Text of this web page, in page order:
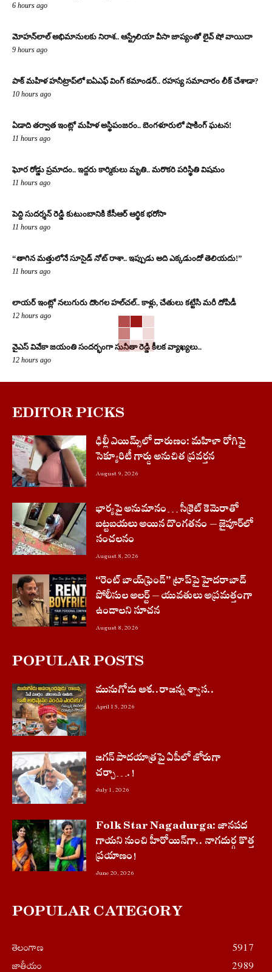
6 hours ago
మోహన్‌లాల్ అభిమానులకు నిరాశ.. ఆస్ట్రేలియా వీసా జాప్యంతో లైవ్ షో వాయిదా
9 hours ago
పాక్ మహిళ హనీట్రాప్‌లో ఐఏఎఫ్ వింగ్ కమాండర్.. రహస్య సమాచారం లీక్ చేశాడా?
10 hours ago
ఏడాది తర్వాత ఇంట్లో మహిళ అస్థిపంజరం.. బెంగళూరులో షాకింగ్ ఘటన!
11 hours ago
ఘోర రోడ్డు ప్రమాదం.. ఇద్దరు కార్మికులు మృతి.. మరొకరి పరిస్థితి విషమం
11 hours ago
పెద్ది సుదర్శన్ రెడ్డి కుటుంబానికి కేసీఆర్ ఆర్థిక భరోసా
11 hours ago
“తాగిన మత్తులోనే సూసైడ్ నోట్ రాశా.. ఇప్పుడు అది ఎక్కడుందో తెలియదు!”
11 hours ago
లాయర్ ఇంట్లో నలుగురు దొంగల హల్‌చల్.. కాళ్లు, చేతులు కట్టేసి మరీ దోపిడీ
12 hours ago
వైఎస్ వివేకా జయంతి సందర్భంగా సునీతా రెడ్డి కీలక వ్యాఖ్యలు..
12 hours ago
EDITOR PICKS
ఢిల్లీ ఎయిమ్స్‌లో దారుణం: మహిళా రోగిపై
సెక్యూరిటీ గార్డు అనుచిత ప్రవర్తన
August 9, 2026
భార్యపై అనుమానం… సీక్రెట్ కెమెరాతో
బట్టబయలు అయిన దొంగతనం – జైపూర్‌లో
సంచలనం
August 8, 2026
“రెంట్ బాయ్‌ఫ్రెండ్” ట్రాప్‌పై హైదరాబాద్
పోలీసుల అలర్ట్ – యువతులు అప్రమత్తంగా
ఉండాలని సూచన
August 8, 2026
POPULAR POSTS
మునుగోడు ఆశ..రాజన్న శ్వాస..
April 15, 2026
జగన్ పాదయాత్రపై ఏపీలో జోరుగా
చ‌ర్చా….!
July 1, 2026
Folk Star Nagadurga: జానపద
గాయని నుంచి హీరోయిన్‌గా.. నాగదుర్గ కొత్త
ప్రయాణం!
June 20, 2026
POPULAR CATEGORY
తెలంగాణ
5917
జాతీయం
2989